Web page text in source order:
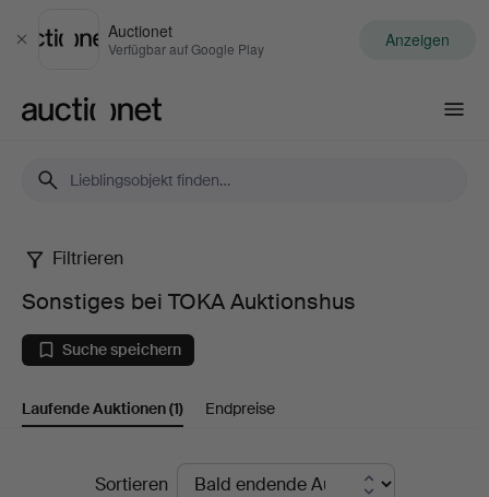
Schließen
Auctionet
Verfügbar auf Google Play Anzeigen
Sonstiges
bei
TOKA
Auktionshus
Filtrieren
Sonstiges bei TOKA Auktionshus
Suche speichern
Laufende Auktionen(1) Endpreise
LaufendeSortieren